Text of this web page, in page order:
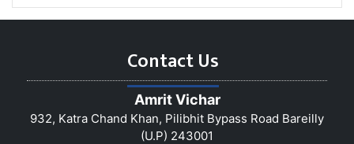
Contact Us
Amrit Vichar
932, Katra Chand Khan, Pilibhit Bypass Road Bareilly
(U.P) 243001